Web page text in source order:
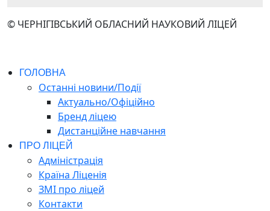
© ЧЕРНІГІВСЬКИЙ ОБЛАСНИЙ НАУКОВИЙ ЛІЦЕЙ
ГОЛОВНА
Останні новини/Події
Актуально/Офіційно
Бренд ліцею
Дистанційне навчання
ПРО ЛІЦЕЙ
Адміністрація
Країна Ліценія
ЗМІ про ліцей
Контакти